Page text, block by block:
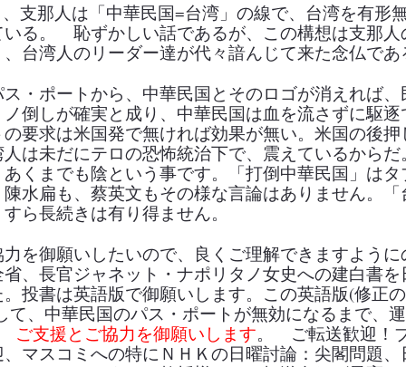
支那人は「中華民国=台湾」の線で、台湾を有形
いる。 恥ずかしい話であるが、この構想は支那人
台湾人のリーダー達が代々諳んじて来た念仏であ
・ポートから、中華民国とそのロゴが消えれば、
倒しが確実と成り、中華民国は血を流さずに駆逐
要求は米国発で無ければ効果が無い。米国の後押
は未だにテロの恐怖統治下で、震えているからだ
くまでも陰という事です。「打倒中華民国」はタ
水扁も、蔡英文もその様な言論はありません。「
ら長続きは有り得ません。
を御願いしたいので、良くご理解できますように
、長官ジャネット・ナポリタノ女史への建白書を
投書は英語版で御願いします。この英語版(修正
て、中華民国のパス・ポートが無効になるまで、
ご支援とご協力を御願いします。
ご転送歓迎！
マスコミへの特にＮＨＫの日曜討論：尖閣問題、